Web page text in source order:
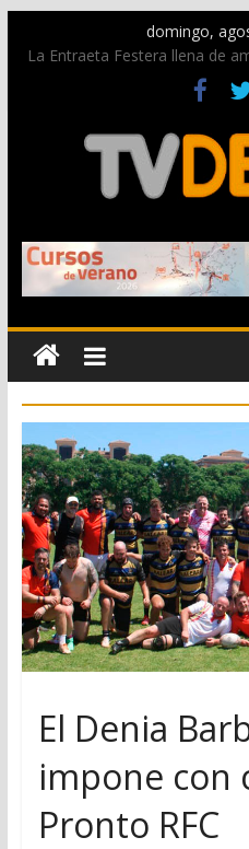
domingo,
La Entraeta Festera llena de
Campo con la recepción a la
Dos personas fallecen en un
entre Benissa y Calp
Una nueva oportunidad para
El bando moro protagonista
Paco Adsuar dona al Arxiu de
de la memoria visual de la
El Denia
impone con
Pronto RFC